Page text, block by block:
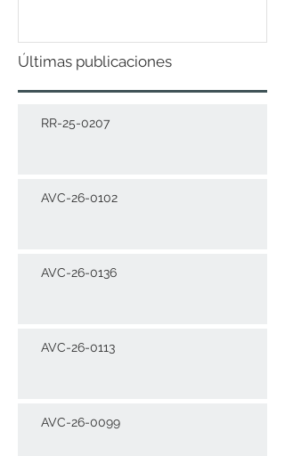
Últimas publicaciones
RR-25-0207
AVC-26-0102
AVC-26-0136
AVC-26-0113
AVC-26-0099